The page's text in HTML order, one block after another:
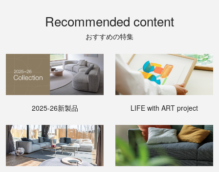
Recommended content
おすすめの特集
2025-26新製品 LIFE with ART project